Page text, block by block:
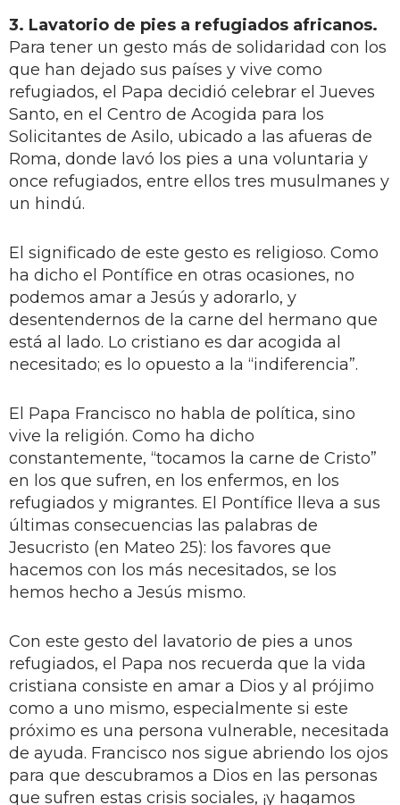
3. Lavatorio de pies a refugiados africanos.
Para tener un gesto más de solidaridad con los
que han dejado sus países y vive como
refugiados, el Papa decidió celebrar el Jueves
Santo, en el Centro de Acogida para los
Solicitantes de Asilo, ubicado a las afueras de
Roma, donde lavó los pies a una voluntaria y
once refugiados, entre ellos tres musulmanes y
un hindú.
El significado de este gesto es religioso. Como
ha dicho el Pontífice en otras ocasiones, no
podemos amar a Jesús y adorarlo, y
desentendernos de la carne del hermano que
está al lado. Lo cristiano es dar acogida al
necesitado; es lo opuesto a la “indiferencia”.
El Papa Francisco no habla de política, sino
vive la religión. Como ha dicho
constantemente, “tocamos la carne de Cristo”
en los que sufren, en los enfermos, en los
refugiados y migrantes. El Pontífice lleva a sus
últimas consecuencias las palabras de
Jesucristo (en Mateo 25): los favores que
hacemos con los más necesitados, se los
hemos hecho a Jesús mismo.
Con este gesto del lavatorio de pies a unos
refugiados, el Papa nos recuerda que la vida
cristiana consiste en amar a Dios y al prójimo
como a uno mismo, especialmente si este
próximo es una persona vulnerable, necesitada
de ayuda. Francisco nos sigue abriendo los ojos
para que descubramos a Dios en las personas
que sufren estas crisis sociales, ¡y hagamos